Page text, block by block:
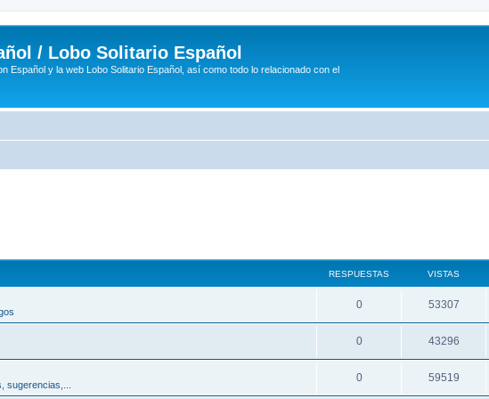
/ Lobo Solitario Español
Español y la web Lobo Solitario Español, así como todo lo relacionado con el
RESPUESTAS VISTAS
0R
e
p
u
53307V
i
t
a
0R
e
43296V
i
sugerencias,...
0R
59519V